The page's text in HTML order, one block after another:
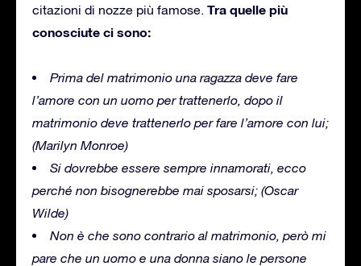
citazioni di nozze più famose. Tra quelle più
conosciute ci sono:
Prima del matrimonio una ragazza deve fare
l’amore con un uomo per trattenerlo, dopo il
matrimonio deve trattenerlo per fare l’amore con lui;
(Marilyn Monroe)
Si dovrebbe essere sempre innamorati, ecco
perché non bisognerebbe mai sposarsi; (Oscar
Wilde)
Non è che sono contrario al matrimonio, però mi
pare che un uomo e una donna siano le persone